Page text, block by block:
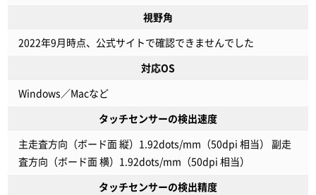
視野角
2022年9月時点、公式サイトで確認できませんでした
対応OS
Windows／Macなど
タッチセンサーの検出速度
主走査方向（ボード面 縦）1.92dots/mm（50dpi 相当） 副走
査方向（ボード面 横）1.92dots/mm（50dpi 相当）
タッチセンサーの検出精度